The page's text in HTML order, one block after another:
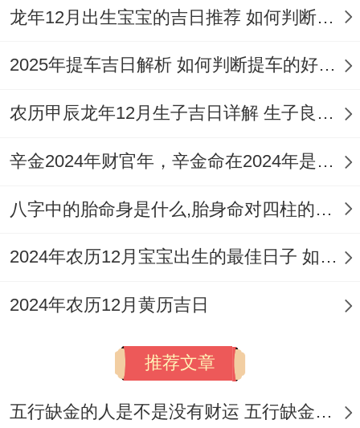
飞星图布局；就像将爱车停放于当年吉星
（如八白当旺财星、九紫喜庆星）飞临的方
方位宜忌同禁忌
在购车跟用车过程中部分方位的宜忌得注意,
选择当日吉神所临的方位，1月29日的财神
位在正东，喜神位在东南;可考虑面向这些方
位进行交易 以纳财招喜！
提车回家路线:提车后首次驾驶回家。若条件
龙年12月出生宝宝的吉日推荐 如何判断吉日是否适合宝宝
2025年提车吉日解析 如何判断提车的好日子
农历甲辰龙年12月生子吉日详解 生子良辰的影响因素
辛金2024年财官年，辛金命在2024年是财官年还是财印年
八字中的胎命身是什么,胎身命对四柱的影响
2024年农历12月宝宝出生的最佳日子 如何挑选适合的吉日
2024年农历12月黄历吉日
推荐文章
五行缺金的人是不是没有财运 五行缺金的人命运好不好